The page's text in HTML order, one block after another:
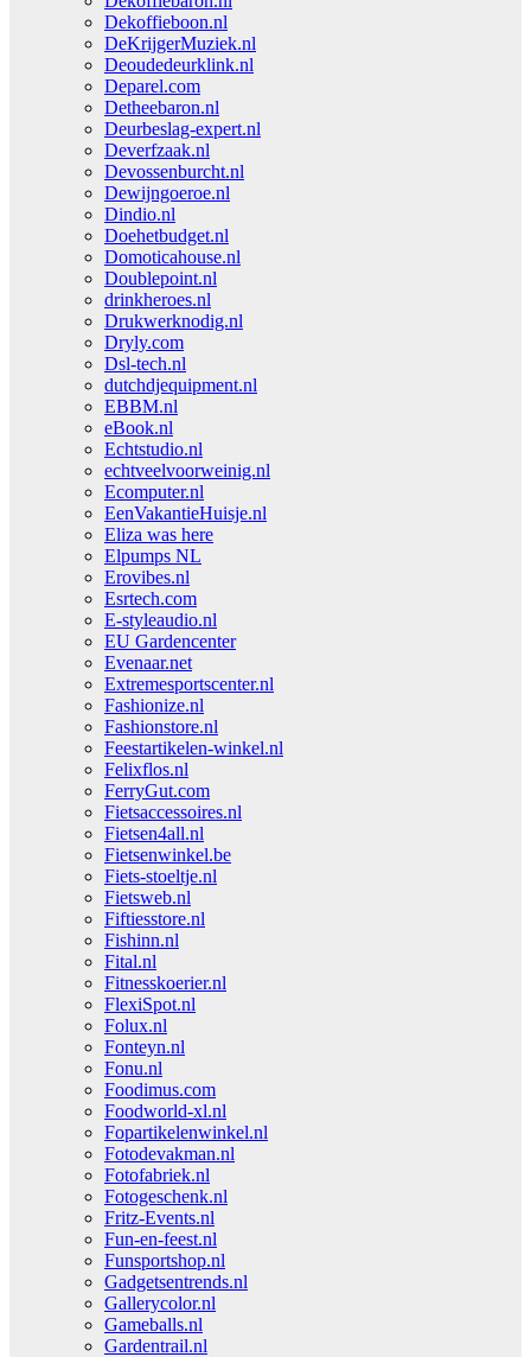
Dekoffieboon.nl
DeKrijgerMuziek.nl
Deoudedeurklink.nl
Deparel.com
Detheebaron.nl
Deurbeslag-expert.nl
Deverfzaak.nl
Devossenburcht.nl
Dewijngoeroe.nl
Dindio.nl
Doehetbudget.nl
Domoticahouse.nl
Doublepoint.nl
drinkheroes.nl
Drukwerknodig.nl
Dryly.com
Dsl-tech.nl
dutchdjequipment.nl
EBBM.nl
eBook.nl
Echtstudio.nl
echtveelvoorweinig.nl
Ecomputer.nl
EenVakantieHuisje.nl
Eliza was here
Elpumps NL
Erovibes.nl
Esrtech.com
E-styleaudio.nl
EU Gardencenter
Evenaar.net
Extremesportscenter.nl
Fashionize.nl
Fashionstore.nl
Feestartikelen-winkel.nl
Felixflos.nl
FerryGut.com
Fietsaccessoires.nl
Fietsen4all.nl
Fietsenwinkel.be
Fiets-stoeltje.nl
Fietsweb.nl
Fiftiesstore.nl
Fishinn.nl
Fital.nl
Fitnesskoerier.nl
FlexiSpot.nl
Folux.nl
Fonteyn.nl
Fonu.nl
Foodimus.com
Foodworld-xl.nl
Fopartikelenwinkel.nl
Fotodevakman.nl
Fotofabriek.nl
Fotogeschenk.nl
Fritz-Events.nl
Fun-en-feest.nl
Funsportshop.nl
Gadgetsentrends.nl
Gallerycolor.nl
Gameballs.nl
Gardentrail.nl